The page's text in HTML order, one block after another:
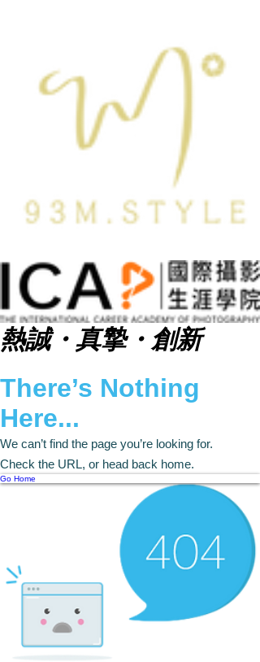
熱誠・真摯・創新
There’s Nothing
Here...
We can’t find the page you’re looking for.
Check the URL, or head back home.
Go Home